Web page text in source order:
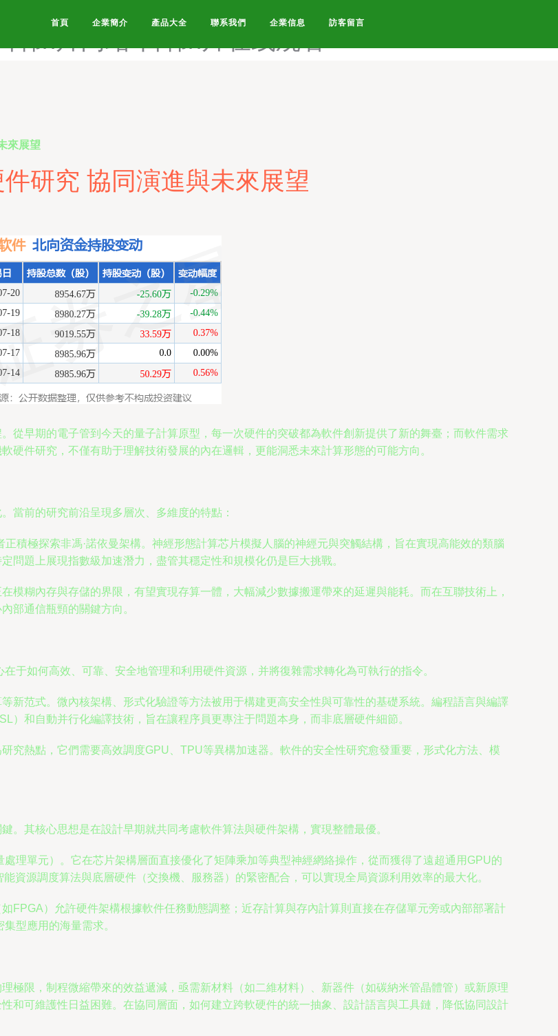
-日韩b视频-日韩B在线-日韩c在线观看-日韩gv网
首頁 企業簡介 產品大全 聯系我們 企業信息 訪客留言
來展望
研究 協同演進與未來展望
從早期的電子管到今天的量子計算原型，每一次硬件的突破都為軟件創新提供了新的舞臺；而軟件需求
硬件研究，不僅有助于理解技術發展的內在邏輯，更能洞悉未來計算形態的可能方向。
當前的研究前沿呈現多層次、多維度的特點：
積極探索非馮·諾依曼架構。神經形態計算芯片模擬人腦的神經元與突觸結構，旨在實現高能效的類腦
問題上展現指數級加速潛力，盡管其穩定性和規模化仍是巨大挑戰。
模糊內存與存儲的界限，有望實現存算一體，大幅減少數據搬運帶來的延遲與能耗。而在互聯技術上，
部通信瓶頸的關鍵方向。
于如何高效、可靠、安全地管理和利用硬件資源，并將復雜需求轉化為可執行的指令。
新范式。微內核架構、形式化驗證等方法被用于構建更高安全性與可靠性的基礎系統。編程語言與編譯
）和自動并行化編譯技術，旨在讓程序員更專注于問題本身，而非底層硬件細節。
究熱點，它們需要高效調度GPU、TPU等異構加速器。軟件的安全性研究愈發重要，形式化方法、模
。其核心思想是在設計早期就共同考慮軟件算法與硬件架構，實現整體最優。
理單元）。它在芯片架構層面直接優化了矩陣乘加等典型神經網絡操作，從而獲得了遠超通用GPU的
資源調度算法與底層硬件（交換機、服務器）的緊密配合，可以實現全局資源利用效率的最大化。
FPGA）允許硬件架構根據軟件任務動態調整；近存計算與存內計算則直接在存儲單元旁或內部部署計
型應用的海量需求。
極限，制程微縮帶來的效益遞減，亟需新材料（如二維材料）、新器件（如碳納米管晶體管）或新原理
和可維護性日益困難。在協同層面，如何建立跨軟硬件的統一抽象、設計語言與工具鏈，降低協同設計